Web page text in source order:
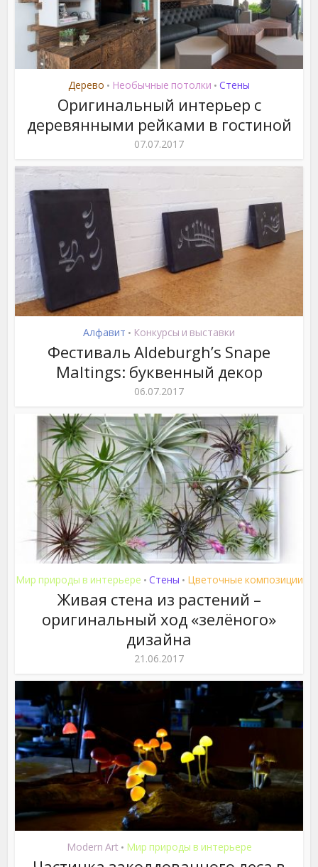
Дерево • Необычные потолки • Стены
Оригинальный интерьер с
деревянными рейками в гостиной
07.07.2017
Алфавит • Конкурсы и выставки
Фестиваль Aldeburgh’s Snape
Maltings: буквенный декор
06.07.2017
Мир природы в интерьере • Стены • Цветочные композиции
Живая стена из растений –
оригинальный ход «зелёного»
дизайна
21.06.2017
Modern Art • Мир природы в интерьере